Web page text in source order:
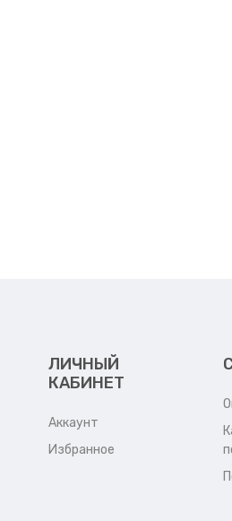
ЛИЧНЫЙ
КАБИНЕТ
Аккаунт
Избранное